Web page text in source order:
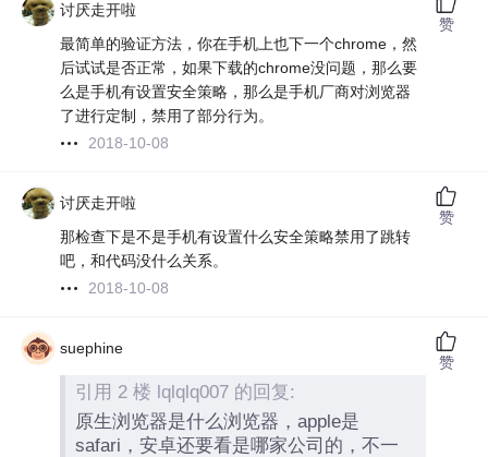
讨厌走开啦
最简单的验证方法，你在手机上也下一个chrome，然
后试试是否正常，如果下载的chrome没问题，那么要
么是手机有设置安全策略，那么是手机厂商对浏览器
了进行定制，禁用了部分行为。
2018-10-08
赞
讨厌走开啦
那检查下是不是手机有设置什么安全策略禁用了跳转
吧，和代码没什么关系。
2018-10-08
赞
suephine
引用 2 楼 lqlqlq007 的回复:
原生浏览器是什么浏览器，apple是
safari，安卓还要看是哪家公司的，不一
赞